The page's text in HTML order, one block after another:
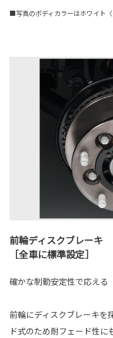
■写真のボディカラーはホワイト〈
前輪ディスクブレーキ
［全車に標準設定］
確かな制動安定性で応える
前輪にディスクブレーキを
ド式のため耐フェード性